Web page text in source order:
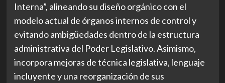
Interna”, alineando su diseño orgánico con el
modelo actual de órganos internos de control y
evitando ambigüedades dentro de la estructura
administrativa del Poder Legislativo. Asimismo,
incorpora mejoras de técnica legislativa, lenguaje
incluyente y una reorganización de sus